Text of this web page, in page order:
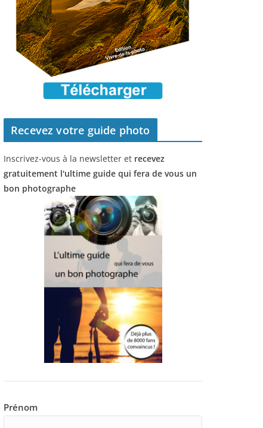
Recevez votre guide photo
Inscrivez-vous à la newsletter et recevez
gratuitement l'ultime guide qui fera de vous un
bon photographe
Prénom